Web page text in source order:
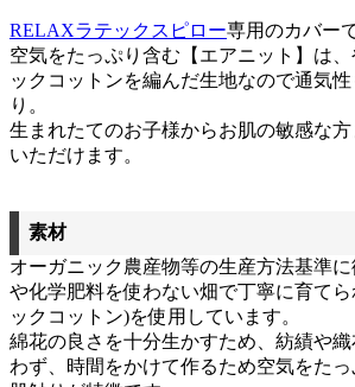
RELAXラテックスピロー専用のカバー
空気をたっぷり含む【エアニット】は
ックコットンを編んだ生地なので通気
り。
生まれたてのお子様からお肌の敏感な
いただけます。
素材
オーガニック農産物等の生産方法基準
や化学肥料を使わない畑で丁寧に育て
ックコットン)を使用しています。
綿花の良さを十分生かすため、紡績や
わず、時間をかけて作るため空気をた